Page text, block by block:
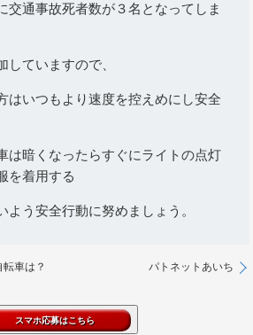
交通事故死者数が３名となってしま
していますので、
はいつもより速度を控えめにし安全
は暗くなったらすぐにライトの点灯
を着用する
よう安全行動に努めましょう。
車は？ パトネットあいち